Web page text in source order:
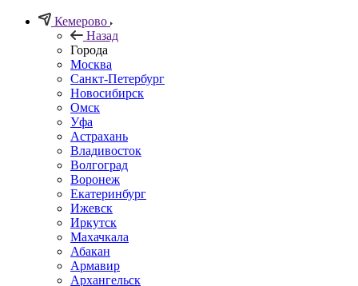
Кемерово
Назад
Города
Москва
Санкт-Петербург
Новосибирск
Омск
Уфа
Астрахань
Владивосток
Волгоград
Воронеж
Екатеринбург
Ижевск
Иркутск
Махачкала
Абакан
Армавир
Архангельск